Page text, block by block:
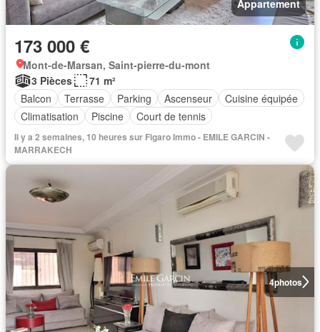
Appartement
173 000 €
Mont-de-Marsan, Saint-pierre-du-mont
3 Pièces
71 m²
Balcon
Terrasse Parking Ascenseur
Cuisine équipée
Climatisation
Piscine Court de tennis
Il y a 2 semaines, 10 heures sur Figaro Immo - EMILE GARCIN -
MARRAKECH
4photos